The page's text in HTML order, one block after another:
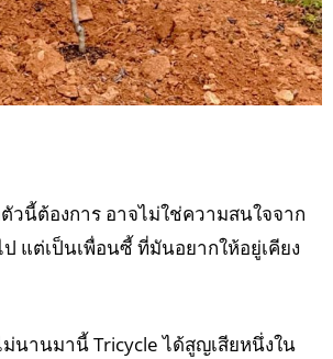
วนี้ต้องการ อาจไม่ใช่ความสนใจจาก
แต่เป็นเพื่อนซี้ ที่มันอยากให้อยู่เคียง
ม่นานมานี้ Tricycle ได้สูญเสียหนึ่งใน